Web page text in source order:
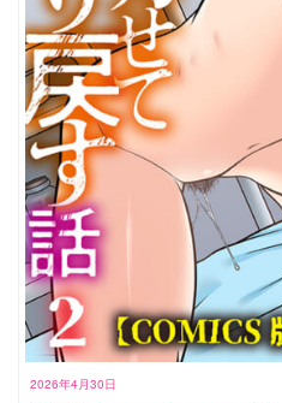
2026年4月30日